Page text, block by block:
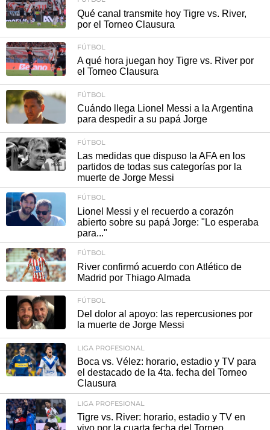
Qué canal transmite hoy Tigre vs. River,
por el Torneo Clausura
FÚTBOL
A qué hora juegan hoy Tigre vs. River por
el Torneo Clausura
FÚTBOL
Cuándo llega Lionel Messi a la Argentina
para despedir a su papá Jorge
FÚTBOL
Las medidas que dispuso la AFA en los
partidos de todas sus categorías por la
muerte de Jorge Messi
FÚTBOL
Lionel Messi y el recuerdo a corazón
abierto sobre su papá Jorge: "Lo esperaba
para..."
FÚTBOL
River confirmó acuerdo con Atlético de
Madrid por Thiago Almada
FÚTBOL
Del dolor al apoyo: las repercusiones por
la muerte de Jorge Messi
LIGA PROFESIONAL
Boca vs. Vélez: horario, estadio y TV para
el destacado de la 4ta. fecha del Torneo
Clausura
LIGA PROFESIONAL
Tigre vs. River: horario, estadio y TV en
vivo por la cuarta fecha del Torneo